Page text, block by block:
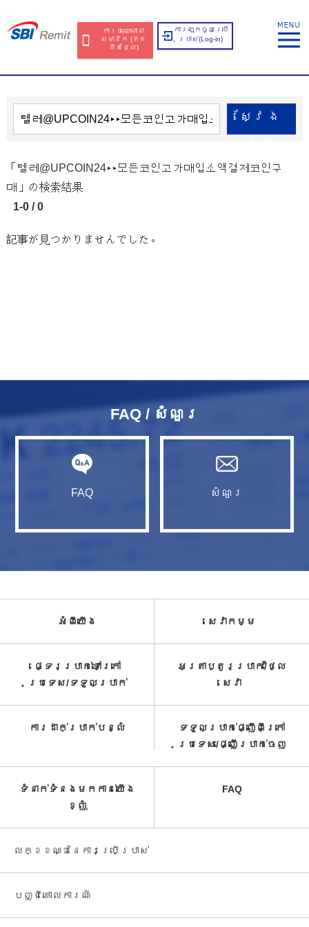
ការចុះឈ្មោះជា
សមាជិក​​ (ឥត​
គិត​ថ្លៃ​)
ការឡុកចូលប្រើ
ប្រាស់​(Log-in)
ស្វែង​
「텔레@UPCOIN24▸▸모든코인고가매입소액결제코인구
매」の検索結果
1-0 / 0
記事が見つかりませんでした。
FAQ / សំណួរ​
FAQ សំណួរ​
អំពី​យើង សេវាកម្ម​
ផ្ទេរប្រាក់ទៅក្រៅ
ប្រទេស/ទទួល​ប្រាក់​
អត្រាប្តូរប្រាក់/ថ្លៃ
សេវា​
ការដាក់ប្រាក់បន្លំ
ទទួលប្រាក់ផ្ញើពីក្រៅ
ប្រទេស/ផ្ញើប្រាក់ចេញ
ទំនាក់ទំនងមកកាន់យើង
ខ្ញុំ
FAQ
លក្ខខណ្ឌនៃការប្រើប្រាស់
បញ្ជី​គោលការណ៍